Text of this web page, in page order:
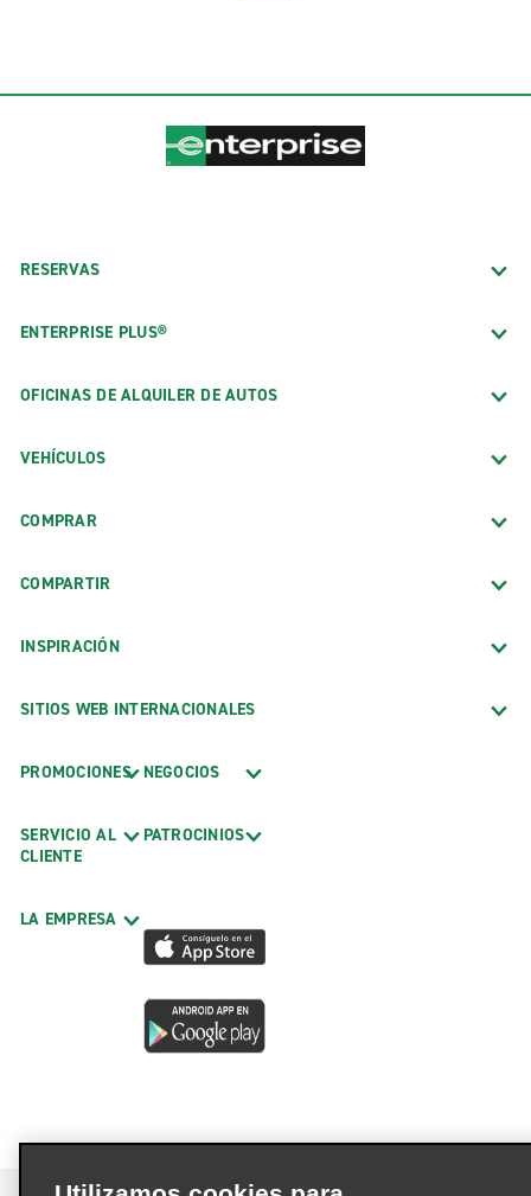
RESERVAS
ENTERPRISE PLUS®
OFICINAS DE ALQUILER DE AUTOS
VEHÍCULOS
COMPRAR
COMPARTIR
INSPIRACIÓN
SITIOS WEB INTERNACIONALES
PROMOCIONES
SERVICIO AL
CLIENTE
LA EMPRESA
NEGOCIOS
PATROCINIOS